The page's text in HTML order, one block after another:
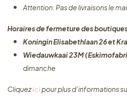
Attention: Pas de livraisons le
Horaires de fermeture des boutiques
Koningin Elisabethlaan 26 et
Wiedauwkaai 23M
dimanche
Cliquez ​icipour plus d’informations